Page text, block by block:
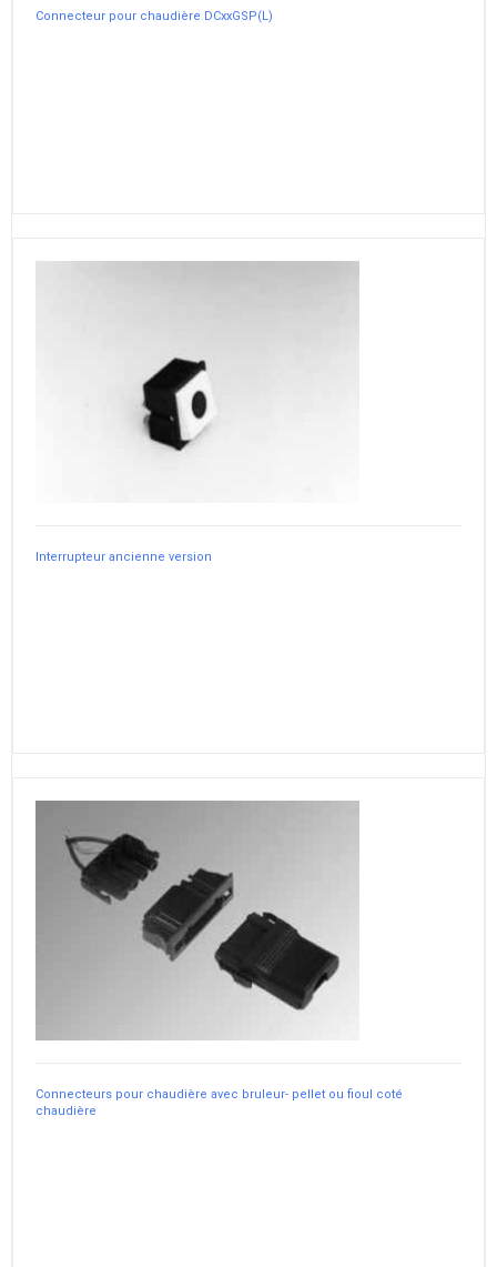
Connecteur pour chaudière DCxxGSP(L)
Interrupteur ancienne version
Connecteurs pour chaudière avec bruleur- pellet ou fioul coté
chaudière